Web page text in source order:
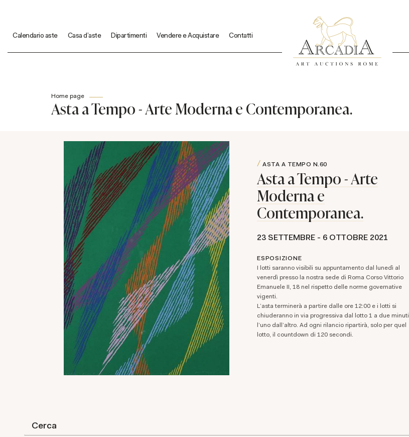
Calendario aste Casa d'aste Dipartimenti Vendere e Acquistare Contatti
Home page
Asta a Tempo - Arte Moderna e Contemporanea.
ASTA A TEMPO N.60
Asta a Tempo - Arte
Moderna e
Contemporanea.
23 SETTEMBRE - 6 OTTOBRE 2021
ESPOSIZIONE
I lotti saranno visibili su appuntamento dal lunedì al
venerdì presso la nostra sede di Roma Corso Vittorio
Emanuele II, 18 nel rispetto delle norme governative
vigenti.
L'asta terminerà a partire dalle ore 12:00 e i lotti si
chiuderanno in via progressiva dal lotto 1 a due minuti
l'uno dall'altro. Ad ogni rilancio ripartirà, solo per quel
lotto, il countdown di 120 secondi.